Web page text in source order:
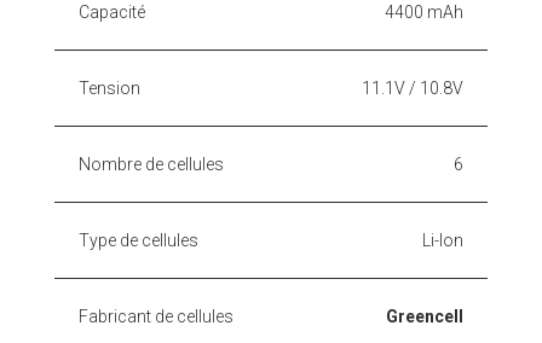
Capacité 4400 mAh
Tension 11.1V / 10.8V
Nombre de cellules 6
Type de cellules Li-Ion
Fabricant de cellules Greencell